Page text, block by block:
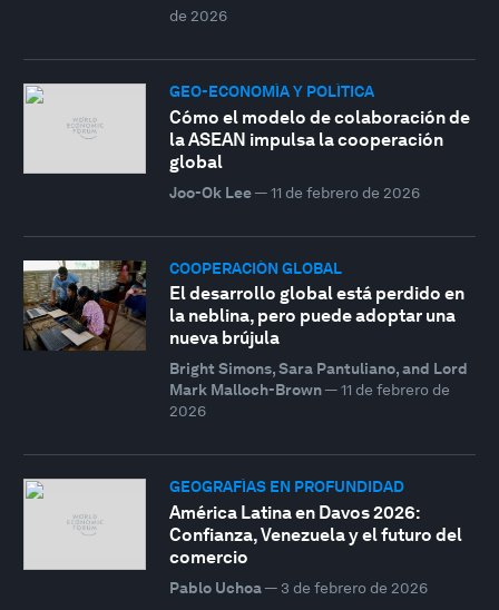
de 2026
GEO-ECONOMÍA Y POLÍTICA
Cómo el modelo de colaboración de
la ASEAN impulsa la cooperación
global
Joo-Ok Lee— 11 de febrero de 2026
COOPERACIÓN GLOBAL
El desarrollo global está perdido en
la neblina, pero puede adoptar una
nueva brújula
Bright Simons, Sara Pantuliano, and Lord
Mark Malloch-Brown— 11 de febrero de
2026
GEOGRAFÍAS EN PROFUNDIDAD
América Latina en Davos 2026:
Confianza, Venezuela y el futuro del
comercio
Pablo Uchoa— 3 de febrero de 2026